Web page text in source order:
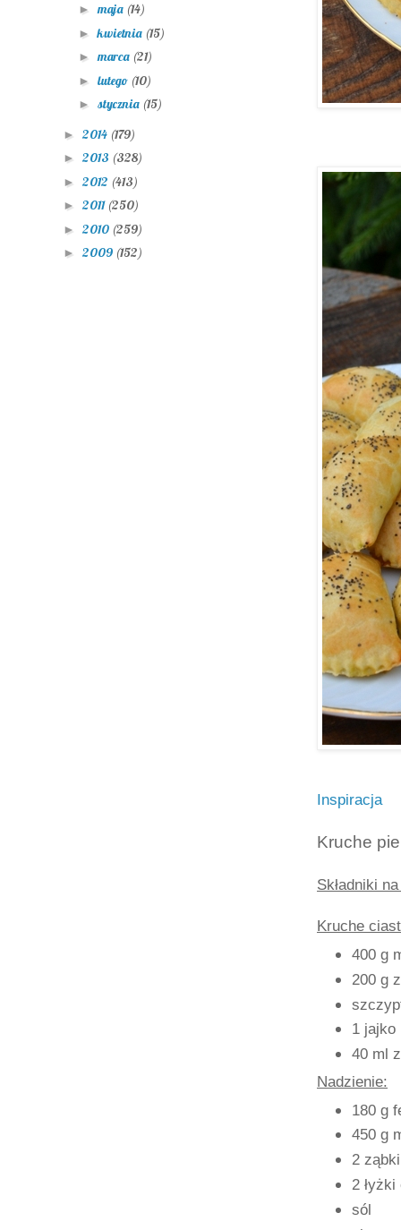
Inspiracja
Kruche
Składniki
Kruche
400 g
200 g
1 jajko
40 ml
Nadzienie:
180 g
450 g
2
2 łyżki
sól
►maja (14)
►kwietnia (15)
►marca (21)
► lutego (10)
► stycznia (15)
► 2014 (179)
► 2013 (328)
► 2012 (413)
► 2011 (250)
► 2010 (259)
► 2009 (152)